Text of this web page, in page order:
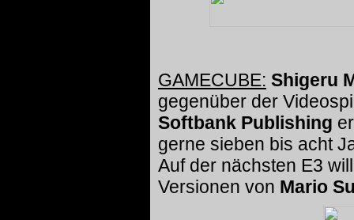
GAMECUBE: Shigeru
gegenüber der
Softbank Publishing
gerne sieben bis acht
Auf der nächsten E3
Versionen von Mario